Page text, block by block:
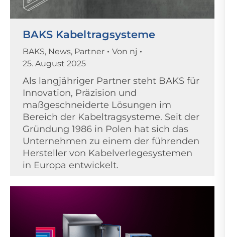
BAKS Kabeltragsysteme
BAKS, News, Partner Von nj
25. August 2025
Als langjähriger Partner steht BAKS für
Innovation, Präzision und
maßgeschneiderte Lösungen im
Bereich der Kabeltragsysteme. Seit der
Gründung 1986 in Polen hat sich das
Unternehmen zu einem der führenden
Hersteller von Kabelverlegesystemen
in Europa entwickelt.